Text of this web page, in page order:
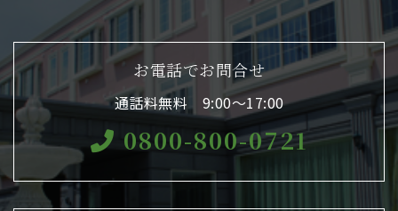
お電話でお問合せ
通話料無料 9:00〜17:00
0800-800-0721